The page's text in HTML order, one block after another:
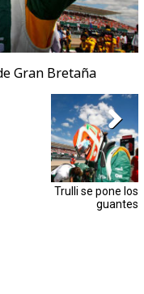
Gran Bretaña
Trulli se pone los
guantes